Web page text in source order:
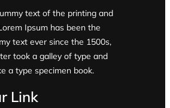
text of the printing and
Ipsum has been the
text ever since the 1500s,
took a galley of type and
a type specimen book.
Link